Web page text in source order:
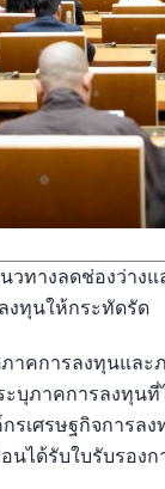
วทางลดช่องว่
งทุนให้กระทัดรัด
าคการลงทุนแ
าคการลงทุนที่
รเศรษฐกิจการ
ได้รับใบรับรองก